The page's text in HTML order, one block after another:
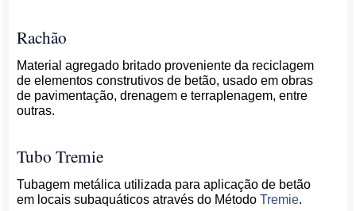
Rachão
Material agregado britado proveniente da reciclagem
de elementos construtivos de betão, usado em obras
de pavimentação, drenagem e terraplenagem, entre
outras.
Tubo Tremie
Tubagem metálica utilizada para aplicação de betão
em locais subaquáticos através do MétodoTremie.